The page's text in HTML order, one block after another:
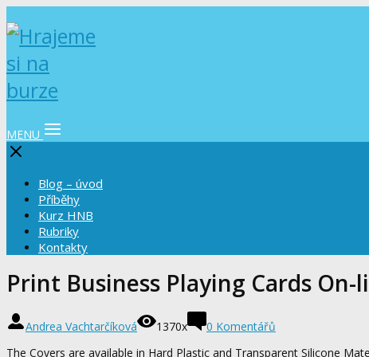
MENU
Blog – úvod
Příběhy
Kurz HNB
Rubriky
Kontakty
Print Business Playing Cards
Andrea Vachtarčíková 1370x
0 Komentářů
The Covers are available in Hard Plastic and Transparent Silicone